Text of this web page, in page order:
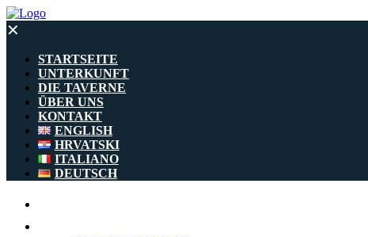
✕
STARTSEITE
UNTERKUNFT
DIE TAVERNE
ÜBER UNS
KONTAKT
ENGLISH
HRVATSKI
ITALIANO
DEUTSCH